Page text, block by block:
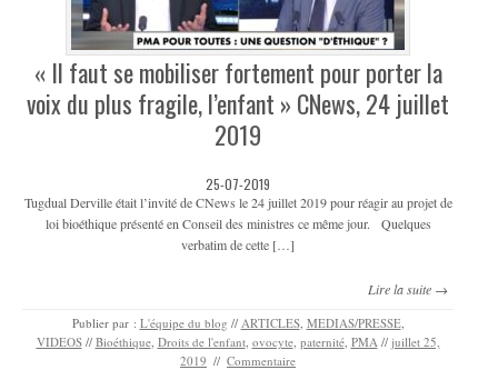
« Il faut se mobiliser fortement pour porter la
voix du plus fragile, l’enfant » CNews, 24 juillet
2019
25-07-2019
Tugdual Derville était l’invité de CNews le 24 juillet 2019 pour réagir au projet de
loi bioéthique présenté en Conseil des ministres ce même jour. Quelques
verbatim de cette […]
Lire la suite →
Publier par : L'équipe du blog // ARTICLES, MEDIAS/PRESSE,
VIDEOS // Bioéthique, Droits de l'enfant, ovocyte, paternité, PMA // juillet 25,
2019 // Commentaire